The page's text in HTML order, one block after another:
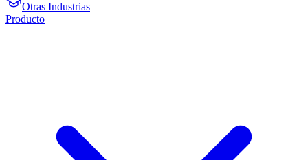
Otras Industrias
Producto